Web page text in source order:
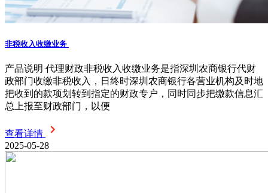
非税收入收缴业务
产品说明 代理财政非税收入收缴业务是指深圳农商银行代财
政部门收缴非税收入，日终时深圳农商银行各营业机构及时地
把收到的款项划转到指定的财政专户，同时同步把缴款信息汇
总上报至财政部门，以便
查看详情
2025-05-28